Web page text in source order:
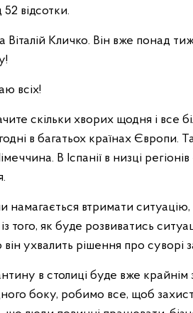
52 відсотки.
Віталій Кличко. Він вже понад
всіх!
скільки хворих щодня і все
в багатьох країнах
В Іспанії в низці
намагається втримати
того, як буде розвиватись
ухвалить рішення про суворі
в столиці буде вже
боку, робимо все, щоб